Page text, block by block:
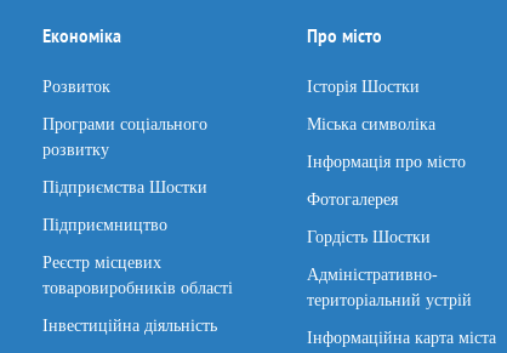
Економіка
Розвиток
Програми соціального
розвитку
Підприємства Шостки
Підприємництво
Реєстр місцевих
товаровиробників області
Інвестиційна діяльність
Про місто
Історія Шостки
Міська символіка
Інформація про місто
Фотогалерея
Гордість Шостки
Адміністративно-
територіальний устрій
Інформаційна карта міста